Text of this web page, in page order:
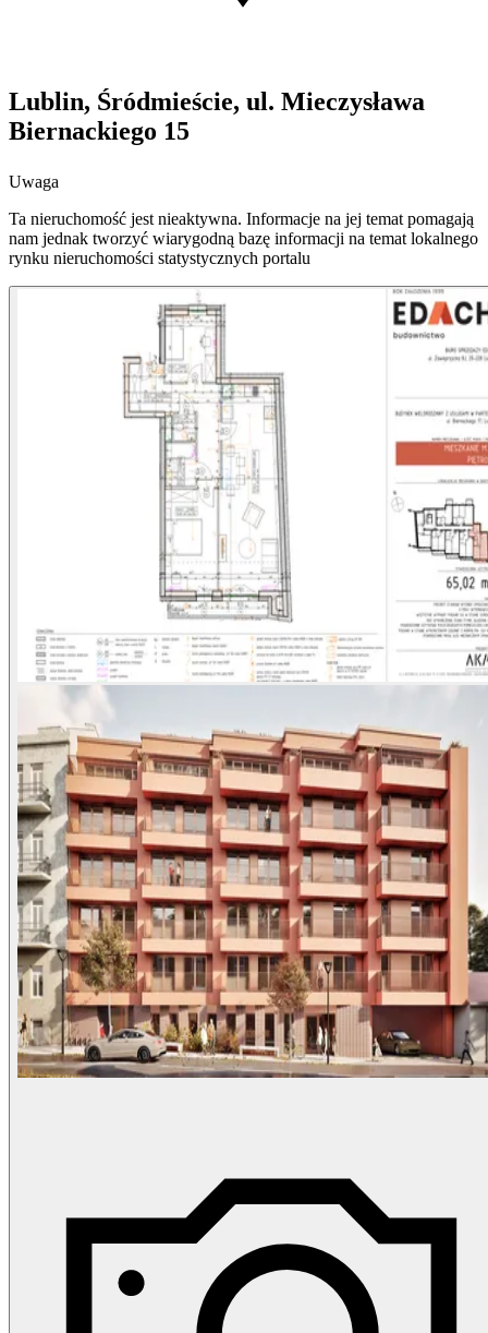
Lublin, Śródmieście, ul. Mieczysława
Biernackiego 15
Uwaga
Ta nieruchomość jest nieaktywna. Informacje na jej temat pomagają
nam jednak tworzyć wiarygodną bazę informacji na temat lokalnego
rynku nieruchomości statystycznych portalu